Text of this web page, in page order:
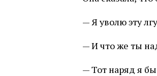
— Я уволю эту
— И что же ты
— Тот наряд я